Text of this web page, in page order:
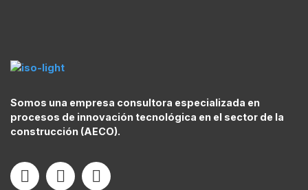
Somos una empresa consultora especializada en
procesos de innovación tecnológica en el sector de la
construcción (AECO).